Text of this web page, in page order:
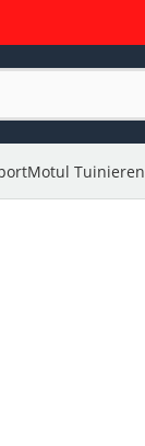
Motul Tuinieren